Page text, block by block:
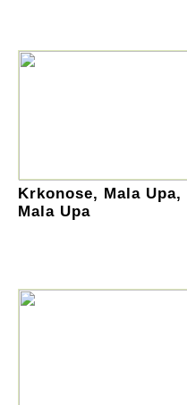
Krkonose, Mala Upa,
Mala Upa